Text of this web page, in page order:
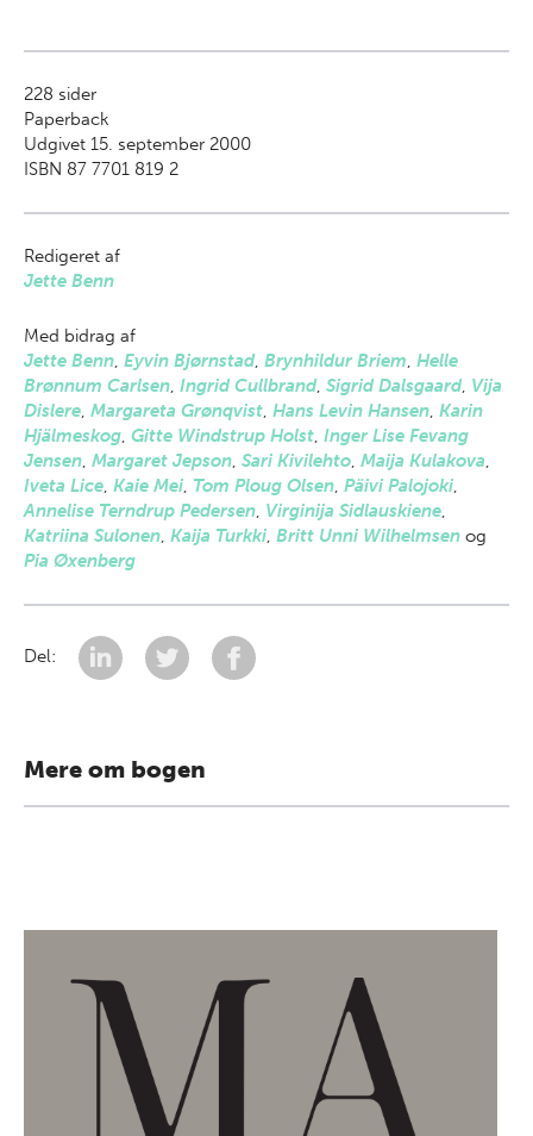
228 sider
Paperback
Udgivet 15. september 2000
ISBN 87 7701 819 2
Redigeret af
Jette Benn
Med bidrag af
Jette Benn, Eyvin Bjørnstad, Brynhildur Briem, Helle
Brønnum Carlsen, Ingrid Cullbrand, Sigrid Dalsgaard, Vija
Dislere, Margareta Grønqvist, Hans Levin Hansen, Karin
Hjälmeskog, Gitte Windstrup Holst, Inger Lise Fevang
Jensen, Margaret Jepson, Sari Kivilehto, Maija Kulakova,
Iveta Lice, Kaie Mei, Tom Ploug Olsen, Päivi Palojoki,
Annelise Terndrup Pedersen, Virginija Sidlauskiene,
Katriina Sulonen, Kaija Turkki, Britt Unni Wilhelmsen og
Pia Øxenberg
Del:
Mere om bogen